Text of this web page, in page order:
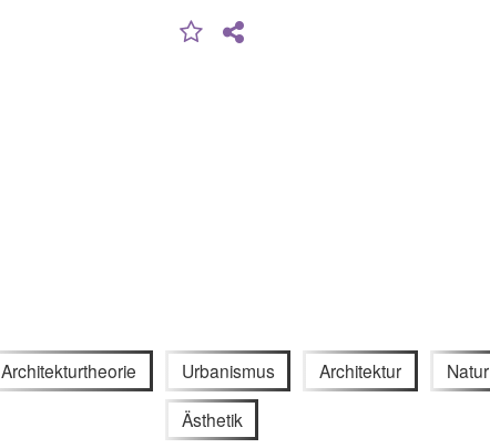
Architekturtheorie Urbanismus Architektur Natur
Ästhetik